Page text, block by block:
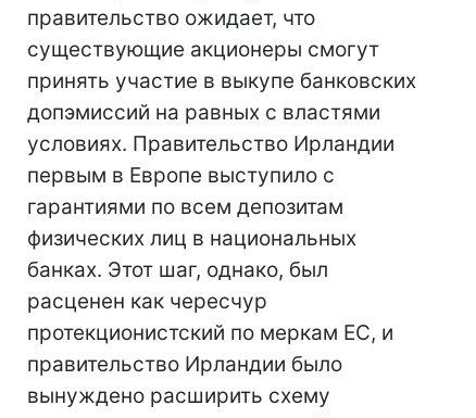
правительство ожидает, что
существующие акционеры смогут
принять участие в выкупе банковских
допэмиссий на равных с властями
условиях. Правительство Ирландии
первым в Европе выступило с
гарантиями по всем депозитам
физических лиц в национальных
банках. Этот шаг, однако, был
расценен как чересчур
протекционистский по меркам ЕС, и
правительство Ирландии было
вынуждено расширить схему